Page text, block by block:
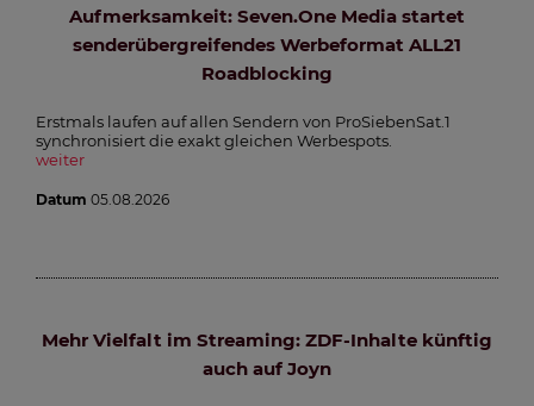
Aufmerksamkeit: Seven.One Media startet
senderübergreifendes Werbeformat ALL21
Roadblocking
Erstmals laufen auf allen Sendern von ProSiebenSat.1
synchronisiert die exakt gleichen Werbespots.
weiter
Datum 05.08.2026
Mehr Vielfalt im Streaming: ZDF-Inhalte künftig
auch auf Joyn